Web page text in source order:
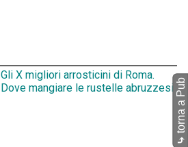
Gli X migliori arrosticini di Roma.
Dove mangiare le rustelle abruzzesi.
⤷
torna a Pub